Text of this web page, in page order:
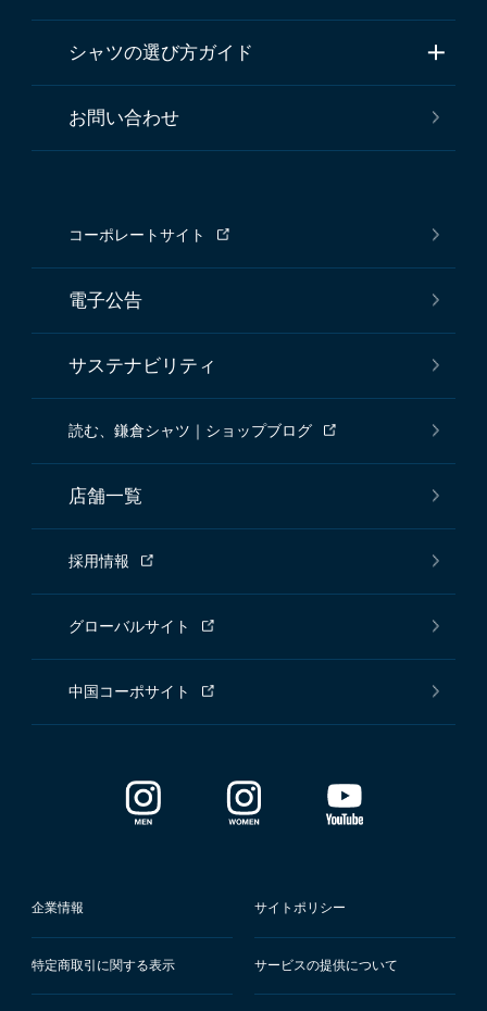
シャツの選び方ガイド
お問い合わせ
コーポレートサイト
電子公告
サステナビリティ
読む、鎌倉シャツ｜ショップブログ
店舗一覧
採用情報
グローバルサイト
中国コーポサイト
企業情報 サイトポリシー
特定商取引に関する表示 サービスの提供について